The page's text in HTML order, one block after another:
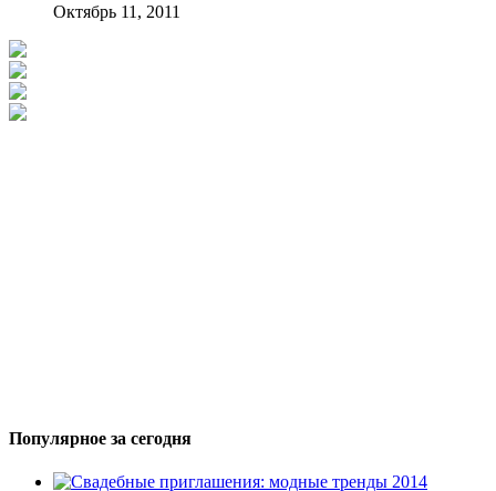
Октябрь 11, 2011
Популярное за сегодня